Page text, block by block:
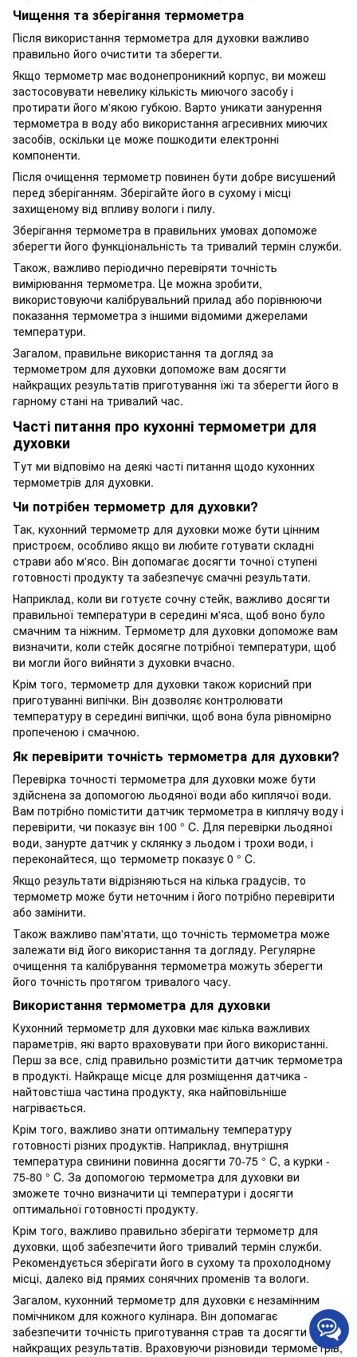
Чищення та зберігання термометра
Після використання термометра для духовки важливо
правильно його очистити та зберегти.
Якщо термометр має водонепроникний корпус, ви можеш
застосовувати невелику кількість миючого засобу і
протирати його м'якою губкою. Варто уникати занурення
термометра в воду або використання агресивних миючих
засобів, оскільки це може пошкодити електронні
компоненти.
Після очищення термометр повинен бути добре висушений
перед зберіганням. Зберігайте його в сухому і місці
захищеному від впливу вологи і пилу.
Зберігання термометра в правильних умовах допоможе
зберегти його функціональність та тривалий термін служби.
Також, важливо періодично перевіряти точність
вимірювання термометра. Це можна зробити,
використовуючи калібрувальний прилад або порівнюючи
показання термометра з іншими відомими джерелами
температури.
Загалом, правильне використання та догляд за
термометром для духовки допоможе вам досягти
найкращих результатів приготування їжі та зберегти його в
гарному стані на тривалий час.
Часті питання про кухонні термометри для
духовки
Тут ми відповімо на деякі часті питання щодо кухонних
термометрів для духовки.
Чи потрібен термометр для духовки?
Так, кухонний термометр для духовки може бути цінним
пристроєм, особливо якщо ви любите готувати складні
страви або м'ясо. Він допомагає досягти точної ступені
готовності продукту та забезпечує смачні результати.
Наприклад, коли ви готуєте сочну стейк, важливо досягти
правильної температури в середині м'яса, щоб воно було
смачним та ніжним. Термометр для духовки допоможе вам
визначити, коли стейк досягне потрібної температури, щоб
ви могли його вийняти з духовки вчасно.
Крім того, термометр для духовки також корисний при
приготуванні випічки. Він дозволяє контролювати
температуру в середині випічки, щоб вона була рівномірно
пропеченою і смачною.
Як перевірити точність термометра для духовки?
Перевірка точності термометра для духовки може бути
здійснена за допомогою льодяної води або киплячої води.
Вам потрібно помістити датчик термометра в киплячу воду і
перевірити, чи показує він 100 ° C. Для перевірки льодяної
води, занурте датчик у склянку з льодом і трохи води, і
переконайтеся, що термометр показує 0 ° C.
Якщо результати відрізняються на кілька градусів, то
термометр може бути неточним і його потрібно перевірити
або замінити.
Також важливо пам'ятати, що точність термометра може
залежати від його використання та догляду. Регулярне
очищення та калібрування термометра можуть зберегти
його точність протягом тривалого часу.
Використання термометра для духовки
Кухонний термометр для духовки має кілька важливих
параметрів, які варто враховувати при його використанні.
Перш за все, слід правильно розмістити датчик термометра
в продукті. Найкраще місце для розміщення датчика -
найтовстіша частина продукту, яка найповільніше
нагрівається.
Крім того, важливо знати оптимальну температуру
готовності різних продуктів. Наприклад, внутрішня
температура свинини повинна досягти 70-75 ° C, а курки -
75-80 ° C. За допомогою термометра для духовки ви
зможете точно визначити ці температури і досягти
оптимальної готовності продукту.
Крім того, важливо правильно зберігати термометр для
духовки, щоб забезпечити його тривалий термін служби.
Рекомендується зберігати його в сухому та прохолодному
місці, далеко від прямих сонячних променів та вологи.
Загалом, кухонний термометр для духовки є незамінним
помічником для кожного кулінара. Він допомагає
забезпечити точність приготування страв та досягти
найкращих результатів. Враховуючи різновиди термометрів,